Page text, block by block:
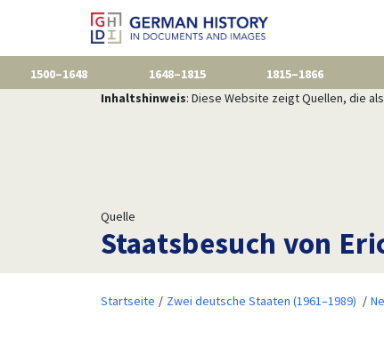
1500–1648 1648–1815 1815–1866
Inhaltshinweis: Diese Website zeigt Quellen, die
Quelle
Staatsbesuch von
Startseite Zwei deutsche Staaten (1961–1989)